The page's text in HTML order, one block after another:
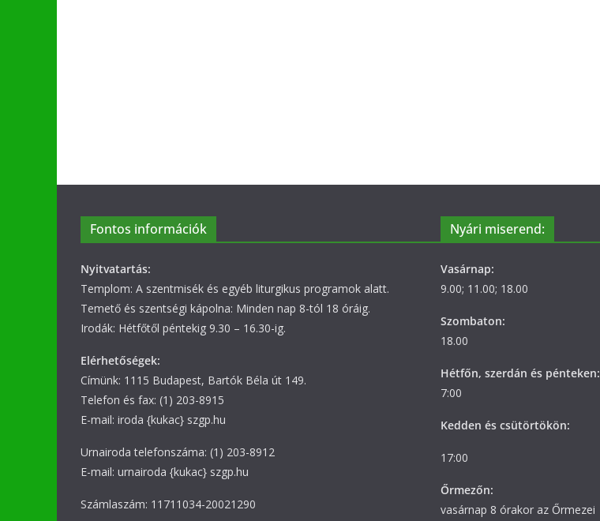
Fontos információk
Nyitvatartás:
Templom: A szentmisék és egyéb liturgikus programok alatt.
Temető és szentségi kápolna: Minden nap 8-tól 18 óráig.
Irodák: Hétfőtől péntekig 9.30 – 16.30-ig.
Elérhetőségek:
Címünk: 1115 Budapest, Bartók Béla út 149.
Telefon és fax: (1) 203-8915
E-mail: iroda {kukac} szgp.hu
Urnairoda telefonszáma: (1) 203-8912
E-mail: urnairoda {kukac} szgp.hu
Számlaszám: 11711034-20021290
Nyári miserend:
Vasárnap:
9.00; 11.00; 18.00
Szombaton:
18.00
Hétfőn, szerdán és pénteken:
7:00
Kedden és csütörtökön:
17:00
Őrmezőn:
vasárnap 8 órakor az Őrmezei